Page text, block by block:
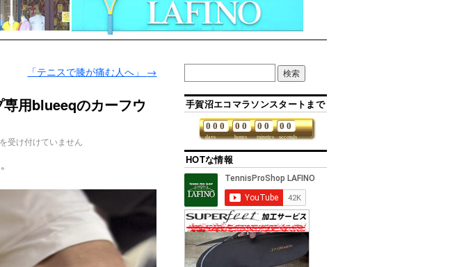
「テニスで膝が痛む人へ」 →
用blueeqのカーフウ
受け付けていません
手賀沼エコマラソンスタートまで
days
0 0 0
hours
0 0
minutes
0 0
seconds
0 0
HOTな情報